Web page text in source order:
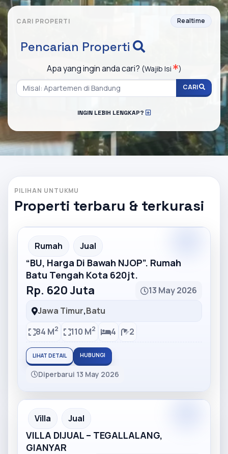
CARI PROPERTI Realtime
Pencarian Properti
Apa yang ingin anda cari? (Wajib Isi )
CARI
INGIN LEBIH LENGKAP?
PILIHAN UNTUKMU
Properti terbaru & terkurasi
Partner Ad
Rumah Jual
“BU, Harga Di Bawah NJOP”. Rumah
Batu Tengah Kota 620jt.
Rp. 620 Juta
13 May 2026
Jawa Timur,Batu
84 M2 110 M2 4 2
LIHAT DETAIL HUBUNGI
Diperbarui 13 May 2026
Partner Ad
Villa Jual
VILLA DIJUAL – TEGALLALANG,
GIANYAR